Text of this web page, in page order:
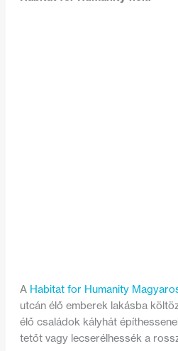
A Habitat for Humanity
utcán élő emberek lakásba
élő családok kályhát
tetőt vagy lecserélhessék a